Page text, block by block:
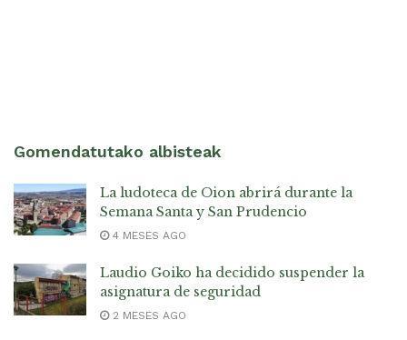
Gomendatutako albisteak
La ludoteca de Oion abrirá durante la
Semana Santa y San Prudencio
4 MESES AGO
Laudio Goiko ha decidido suspender la
asignatura de seguridad
2 MESES AGO